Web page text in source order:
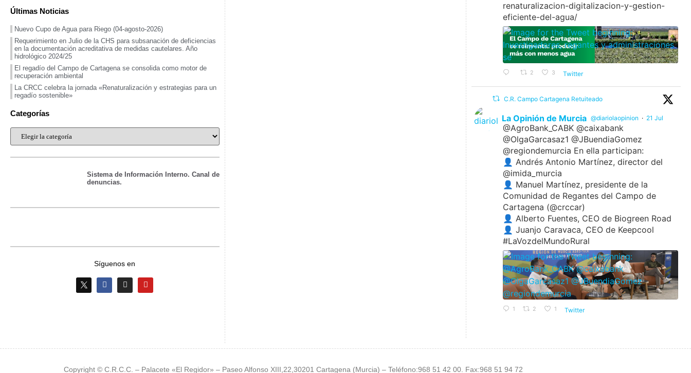
Últimas Noticias
Nuevo Cupo de Agua para Riego (04-agosto-2026)
Requerimiento en Julio de la CHS para subsanación de deficiencias
en la documentación acreditativa de medidas cautelares. Año
hidrológico 2024/25
El regadío del Campo de Cartagena se consolida como motor de
recuperación ambiental
La CRCC celebra la jornada «Renaturalización y estrategias para un
regadío sostenible»
Categorías
Sistema de Información Interno. Canal de
denuncias.
Síguenos en
renaturalizacion-digitalizacion-y-gestion-
eficiente-del-agua/
2 3 Twitter
C.R. Campo Cartagena Retuiteado
La Opinión de Murcia @diariolaopinion · 21 Jul
@AgroBank_CABK @caixabank
@OlgaGarcasaz1 @JBuendiaGomez
@regiondemurcia En ella participan:
👤 Andrés Antonio Martínez, director del
@imida_murcia
👤 Manuel Martínez, presidente de la
Comunidad de Regantes del Campo de
Cartagena (@crccar)
👤 Alberto Fuentes, CEO de Biogreen Road
👤 Juanjo Caravaca, CEO de Keepcool
#LaVozdelMundoRural
1 2 1 Twitter
Copyright © C.R.C.C. – Palacete «El Regidor» – Paseo Alfonso XIII,22,30201 Cartagena (Murcia) – Teléfono:968 51 42 00. Fax:968 51 94 72